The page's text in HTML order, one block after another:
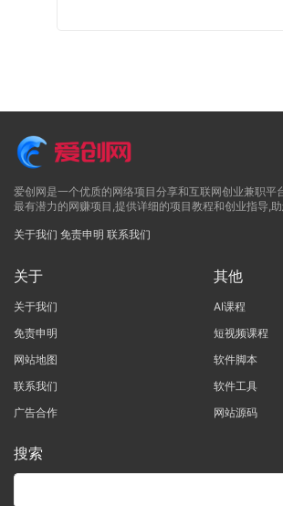
爱创网是一个优质的网络项目分享和互联网创业兼职平
最有潜力的网赚项目,提供详细的项目教程和创业指导,助
关于我们 免责申明 联系我们
关于
关于我们
免责申明
网站地图
联系我们
广告合作
其他
AI课程
短视频课程
软件脚本
软件工具
网站源码
搜索